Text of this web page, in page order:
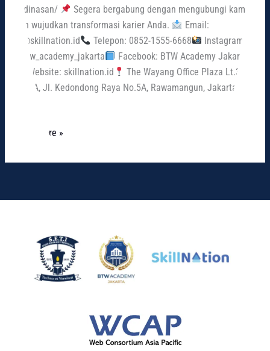
kedinasan/
Segera bergabung dengan mengubungi kami
dan wujudkan transformasi karier Anda.
Email:
cs@skillnation.id
Telepon: 0852-1555-6668
Instagram:
@btw_academy_jakarta
Facebook: BTW Academy Jakarta
Website: skillnation.id
The Wayang Office Plaza Lt.3,
Kav. A, Jl. Kedondong Raya No.5A, Rawamangun, Jakarta
Read More »